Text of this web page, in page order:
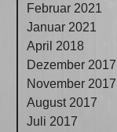
Februar 2021
Januar 2021
April 2018
Dezember 2017
November 2017
August 2017
Juli 2017